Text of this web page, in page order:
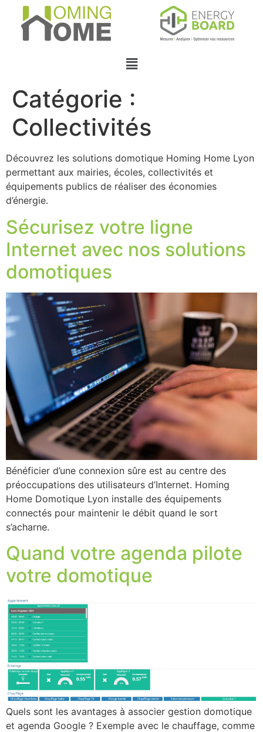
Catégorie :
Collectivités
Découvrez les solutions domotique Homing Home Lyon
permettant aux mairies, écoles, collectivités et
équipements publics de réaliser des économies
d’énergie.
Sécurisez votre ligne
Internet avec nos solutions
domotiques
Bénéficier d’une connexion sûre est au centre des
préoccupations des utilisateurs d’Internet. Homing
Home Domotique Lyon installe des équipements
connectés pour maintenir le débit quand le sort
s’acharne.
Quand votre agenda pilote
votre domotique
Quels sont les avantages à associer gestion domotique
et agenda Google ? Exemple avec le chauffage, comme